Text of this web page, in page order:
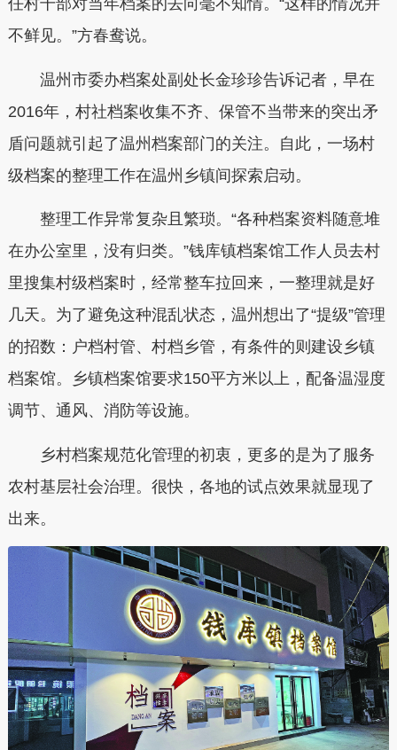
任村干部对当年档案的去向毫不知情。“这样的情况并
不鲜见。”方春鸯说。
温州市委办档案处副处长金珍珍告诉记者，早在
2016年，村社档案收集不齐、保管不当带来的突出矛
盾问题就引起了温州档案部门的关注。自此，一场村
级档案的整理工作在温州乡镇间探索启动。
整理工作异常复杂且繁琐。“各种档案资料随意堆
在办公室里，没有归类。”钱库镇档案馆工作人员去村
里搜集村级档案时，经常整车拉回来，一整理就是好
几天。为了避免这种混乱状态，温州想出了“提级”管理
的招数：户档村管、村档乡管，有条件的则建设乡镇
档案馆。乡镇档案馆要求150平方米以上，配备温湿度
调节、通风、消防等设施。
乡村档案规范化管理的初衷，更多的是为了服务
农村基层社会治理。很快，各地的试点效果就显现了
出来。